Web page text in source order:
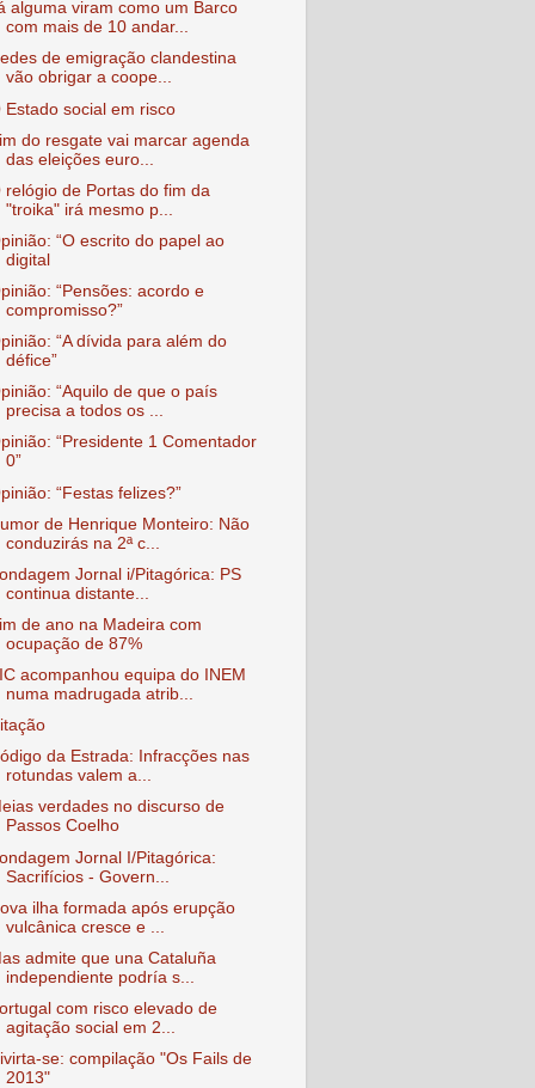
alguma viram como um Barco
com mais de 10 andar...
de emigração clandestina
vão obrigar a coope...
Estado social em risco
do resgate vai marcar agenda
das eleições euro...
relógio de Portas do fim da
"troika" irá mesmo p...
“O escrito do papel ao
digital
“Pensões: acordo e
compromisso?”
“A dívida para além do
défice”
“Aquilo de que o país
precisa a todos os ...
“Presidente 1 Comentador
0”
“Festas felizes?”
de Henrique Monteiro: Não
conduzirás na 2ª c...
Jornal i/Pitagórica: PS
continua distante...
de ano na Madeira com
ocupação de 87%
acompanhou equipa do INEM
numa madrugada atrib...
da Estrada: Infracções nas
rotundas valem a...
verdades no discurso de
Passos Coelho
Jornal I/Pitagórica:
Sacrifícios - Govern...
ilha formada após erupção
vulcânica cresce e ...
admite que una Cataluña
independiente podría s...
com risco elevado de
agitação social em 2...
se: compilação "Os Fails de
2013"